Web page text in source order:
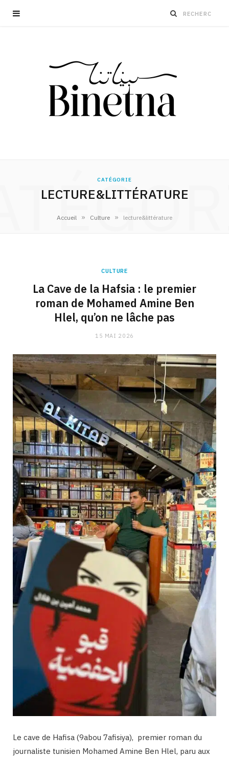
CATÉGORIE
LECTURE&LITTÉRATURE
Accueil » Culture » lecture&littérature
CULTURE
La Cave de la Hafsia : le premier
roman de Mohamed Amine Ben
Hlel, qu’on ne lâche pas
15 MAI 2026
Le cave de Hafisa (9abou 7afisiya), premier roman du
journaliste tunisien Mohamed Amine Ben Hlel, paru aux